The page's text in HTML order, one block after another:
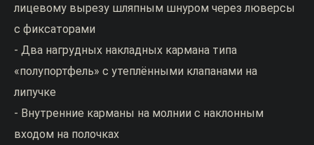
лицевому вырезу шляпным шнуром через люверсы
с фиксаторами
- Два нагрудных накладных кармана типа
«полупортфель» с утеплёнными клапанами на
липучке
- Внутренние карманы на молнии с наклонным
входом на полочках